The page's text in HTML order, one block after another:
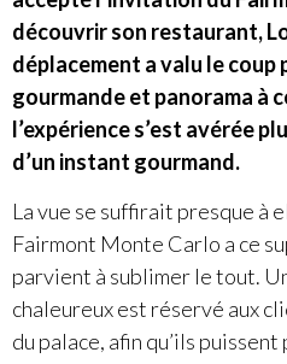
découvrir son restaurant,
déplacement a valu le coup
gourmande et panorama à
l’expérience s’est avérée
d’un instant gourmand.
La vue se suffirait presque à
Fairmont Monte Carlo a ce
parvient à sublimer le tout.
chaleureux est réservé aux
du palace, afin qu’ils